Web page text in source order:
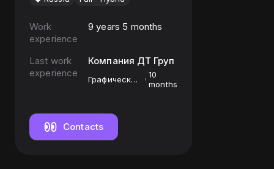
Work
experience
9 years 5 months
Last work
experience
Компания ДТ Груп
Графический
10
months
Contacts